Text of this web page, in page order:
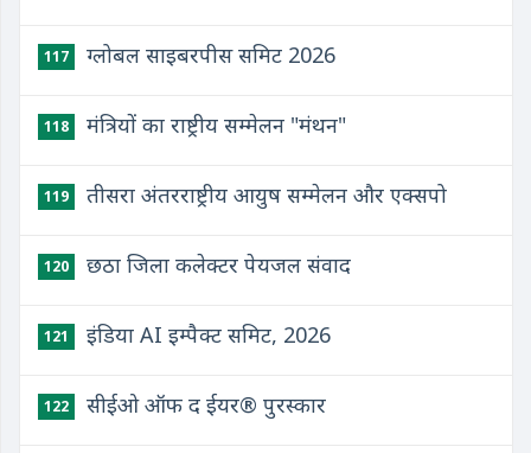
117 ग्लोबल साइबरपीस समिट 2026
118 मंत्रियों का राष्ट्रीय सम्मेलन "मंथन"
119 तीसरा अंतरराष्ट्रीय आयुष सम्मेलन और एक्सपो
120 छठा जिला कलेक्टर पेयजल संवाद
121 इंडिया AI इम्पैक्ट समिट, 2026
122 सीईओ ऑफ द ईयर® पुरस्कार